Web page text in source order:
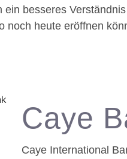
ein besseres
noch heute eröffnen
Caye
Caye International